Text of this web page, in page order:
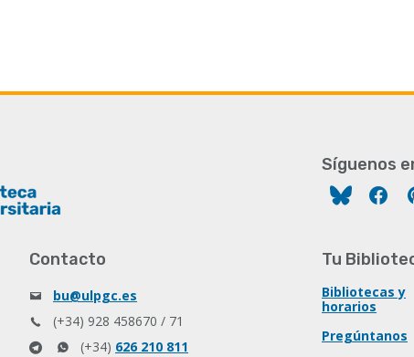
Síguenos
Contacto
bu@ulpgc.es
(+34) 928 458670 / 71
(+34) 626 210 811
Tu
Bibliotecas y
horarios
Pregúntanos